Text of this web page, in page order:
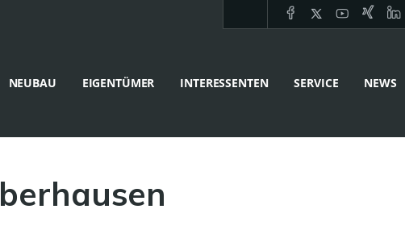
NEUBAU EIGENTÜMER INTERESSENTEN SERVICE NEWS